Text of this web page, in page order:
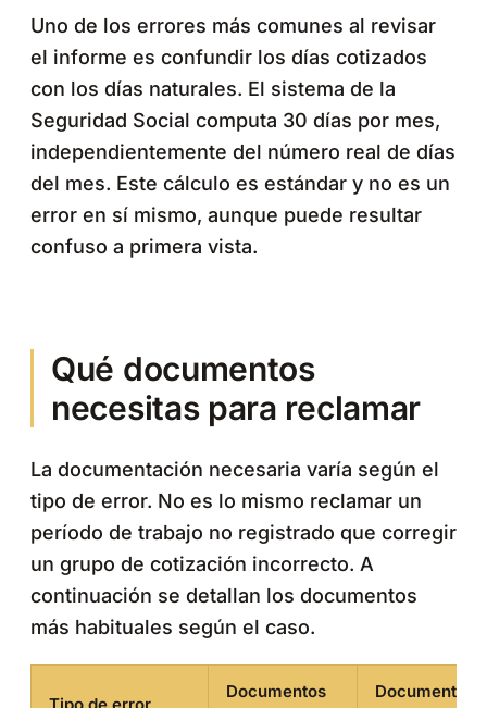
Uno de los errores más comunes al revisar
el informe es confundir los días cotizados
con los días naturales. El sistema de la
Seguridad Social computa 30 días por mes,
independientemente del número real de días
del mes. Este cálculo es estándar y no es un
error en sí mismo, aunque puede resultar
confuso a primera vista.
Qué documentos
necesitas para reclamar
La documentación necesaria varía según el
tipo de error. No es lo mismo reclamar un
período de trabajo no registrado que corregir
un grupo de cotización incorrecto. A
continuación se detallan los documentos
más habituales según el caso.
Documentos
Documentos